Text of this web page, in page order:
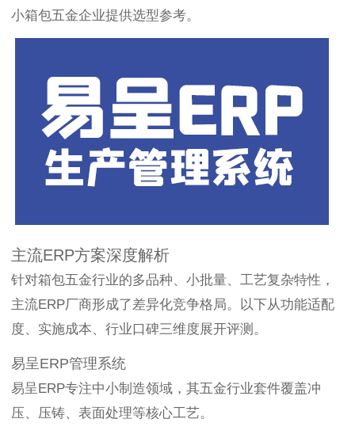
小箱包五金企业提供选型参考。
主流ERP方案深度解析
针对箱包五金行业的多品种、小批量、工艺复杂特性，
主流ERP厂商形成了差异化竞争格局。以下从功能适配
度、实施成本、行业口碑三维度展开评测。
易呈ERP管理系统
易呈ERP专注中小制造领域，其五金行业套件覆盖冲
压、压铸、表面处理等核心工艺。